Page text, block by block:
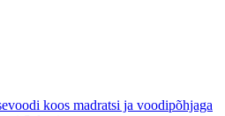
koos madratsi ja voodipõhjaga